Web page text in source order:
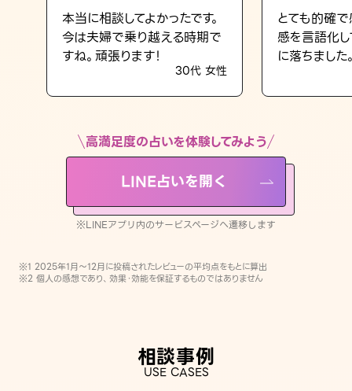
LINE占いを開く
※LINEアプリ内のサービスページへ遷移します
本当に相談してよかったです。
今は夫婦で乗り越える時期で
すね。頑張ります！
30代 女性
とても的確
感を言語化
に落ちました
高満足度の占いを体験してみよう
LINE占いを開く
※LINEアプリ内のサービスページへ遷移します
※1 2025年1月〜12月に投稿されたレビューの平均点をもとに算出
※2 個人の感想であり、効果・効能を保証するものではありません
相談事例
USE CASES